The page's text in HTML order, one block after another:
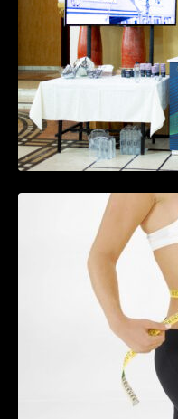
în
perioada
riscul de